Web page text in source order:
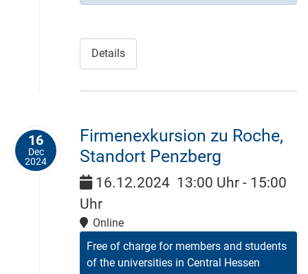
Details
16
Dec
2024
Firmenexkursion zu Roche,
Standort Penzberg
16.12.2024 13:00 Uhr - 15:00
Uhr
Online
Free of charge for members and students
of the universities in Central Hessen